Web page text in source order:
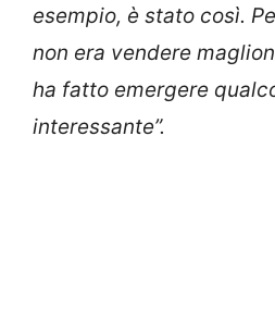
esempio, è stato così.
non era vendere
ha fatto emergere
interessante”.